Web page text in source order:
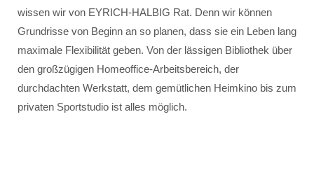
wissen wir von EYRICH-HALBIG Rat. Denn wir können
Grundrisse von Beginn an so planen, dass sie ein Leben lang
maximale Flexibilität geben. Von der lässigen Bibliothek über
den großzügigen Homeoffice-Arbeitsbereich, der
durchdachten Werkstatt, dem gemütlichen Heimkino bis zum
privaten Sportstudio ist alles möglich.